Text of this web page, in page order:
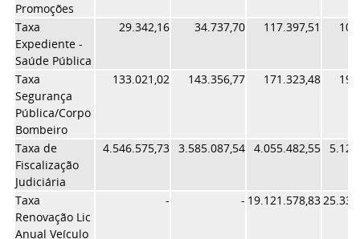
Promoções
Taxa
Expediente -
Saúde Pública
29.342,16 34.737,70 117.397,51
Taxa
Segurança
Pública/Corpo
Bombeiro
133.021,02 143.356,77 171.323,48
Taxa de
Fiscalização
Judiciária
4.546.575,73 3.585.087,54 4.055.482,55
Taxa
Renovação Lic
Anual Veículo
- - 19.121.578,83